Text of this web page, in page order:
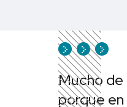
Mucho de
porque